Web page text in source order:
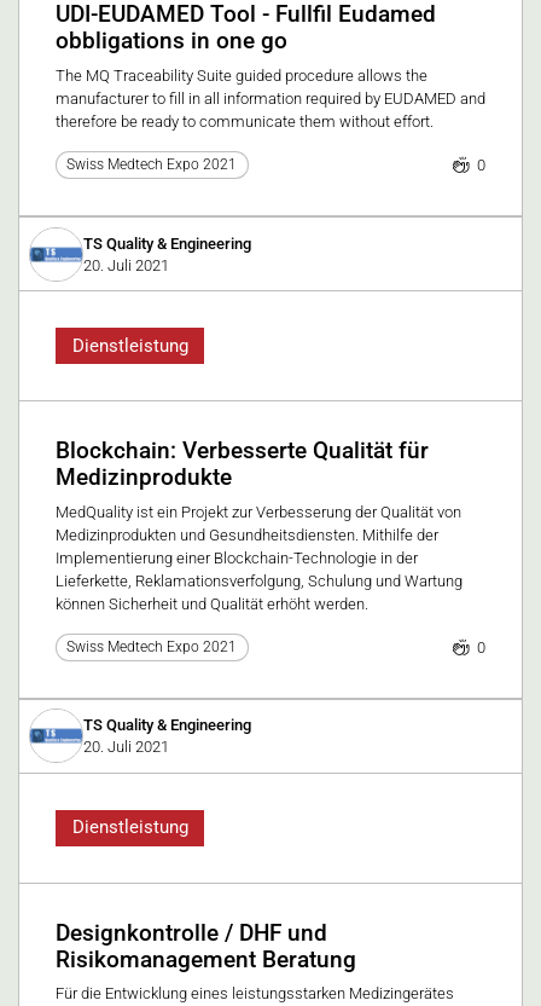
UDI-EUDAMED Tool - Fullfil Eudamed
obbligations in one go
The MQ Traceability Suite guided procedure allows the
manufacturer to fill in all information required by EUDAMED and
therefore be ready to communicate them without effort.
Swiss Medtech Expo 2021 0
TS Quality & Engineering
20. Juli 2021
Dienstleistung
Blockchain: Verbesserte Qualität für
Medizinprodukte
MedQuality ist ein Projekt zur Verbesserung der Qualität von
Medizinprodukten und Gesundheitsdiensten. Mithilfe der
Implementierung einer Blockchain-Technologie in der
Lieferkette, Reklamationsverfolgung, Schulung und Wartung
können Sicherheit und Qualität erhöht werden.
Swiss Medtech Expo 2021 0
TS Quality & Engineering
20. Juli 2021
Dienstleistung
Designkontrolle / DHF und
Risikomanagement Beratung
Für die Entwicklung eines leistungsstarken Medizingerätes